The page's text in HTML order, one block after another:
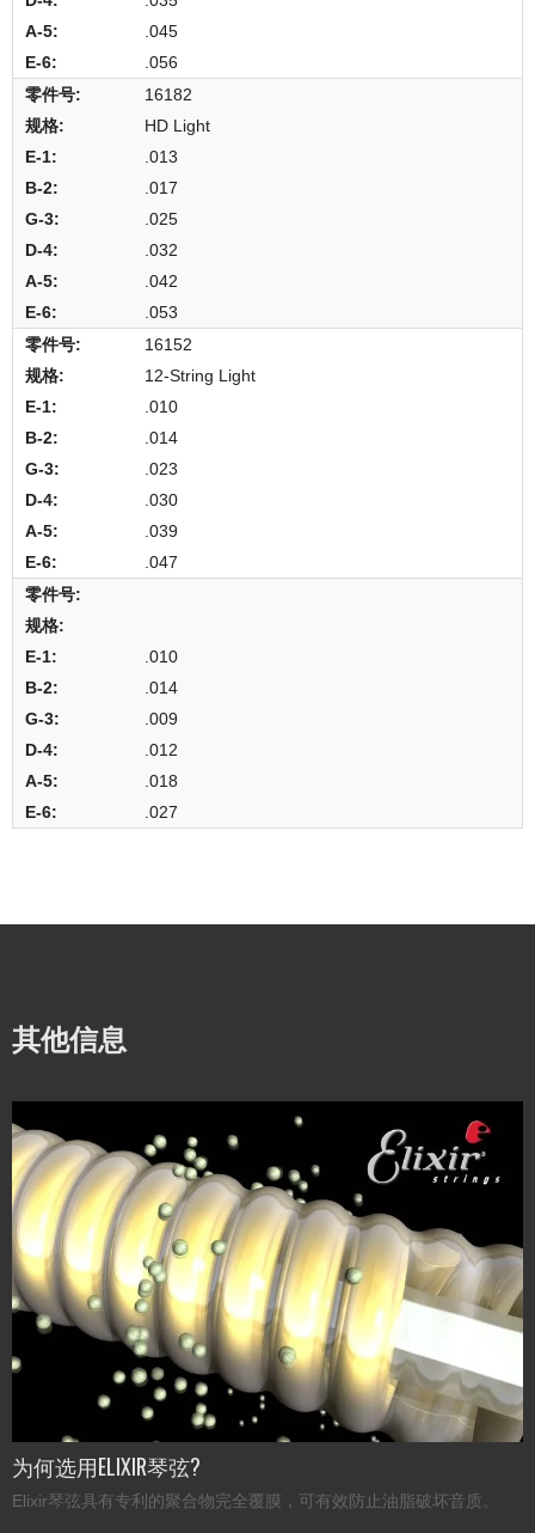
.045
.056
16182
HD Light
.013
.017
.025
.032
.042
.053
16152
12-String Light
.010
.014
.023
.030
.039
.047
.010
.014
.009
.012
.018
.027
其他信息
为何选用ELIXIR琴弦?
Elixir琴弦具有专利的聚合物完全覆膜，可有效防止油脂破坏音质。